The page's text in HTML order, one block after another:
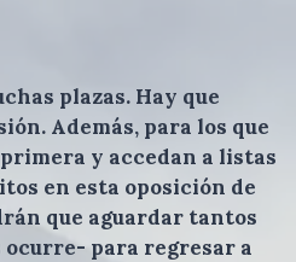
plazas. Hay que
Además, para los que
y accedan a listas
en esta oposición de
que aguardar tantos
ocurre- para regresar a